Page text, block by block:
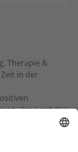
Therapie &
in der
denn mit der
Trainer &
gesetzt. Ein